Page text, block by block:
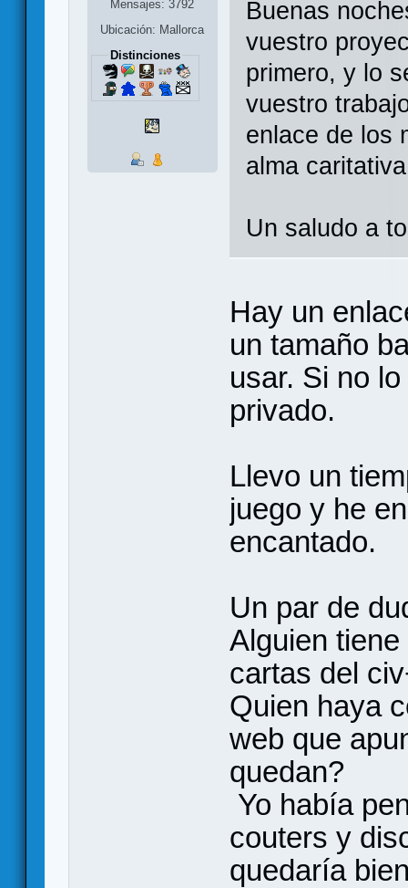
Mensajes: 3792
Ubicación: Mallorca
Distinciones
Buenas
vuestro
primero, y lo
vuestro
enlace de los
alma
Un saludo a
Hay un
un tamaño
usar. Si no
privado.
Llevo un
juego y he
encantado.
Un par de
Alguien
cartas del
Quien haya
web que
quedan?
Yo había
couters y
quedaría